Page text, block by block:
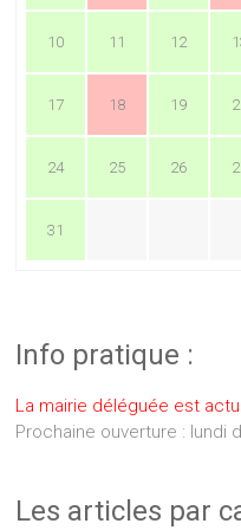
10 11 12
17 18 19
24 25 26
31
Info pratique :
La mairie déléguée est
Prochaine ouverture : lundi
Les articles par